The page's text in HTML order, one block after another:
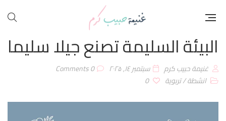
البيئة السليمة تصنع جيلا سليما
غنيمة حبيب كرم سبتمبر ۱٤, ۲۰۲۵
0 Comments
انشطة/تربوية 0